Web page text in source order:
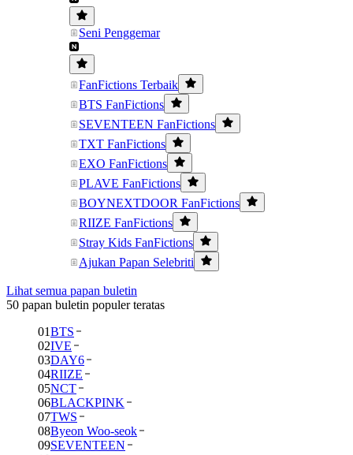
Seni Penggemar
FanFictions Terbaik
BTS FanFictions
SEVENTEEN FanFictions
TXT FanFictions
EXO FanFictions
PLAVE FanFictions
BOYNEXTDOOR FanFictions
RIIZE FanFictions
Stray Kids FanFictions
Ajukan Papan Selebriti
Lihat semua papan buletin
50 papan buletin populer teratas
01BTS
02IVE
03DAY6
04RIIZE
05NCT
06BLACKPINK
07TWS
08Byeon Woo-seok
09SEVENTEEN